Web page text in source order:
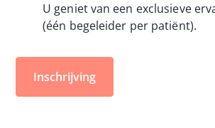
U geniet van een exclusieve
(één begeleider per patiënt).
Inschrijving